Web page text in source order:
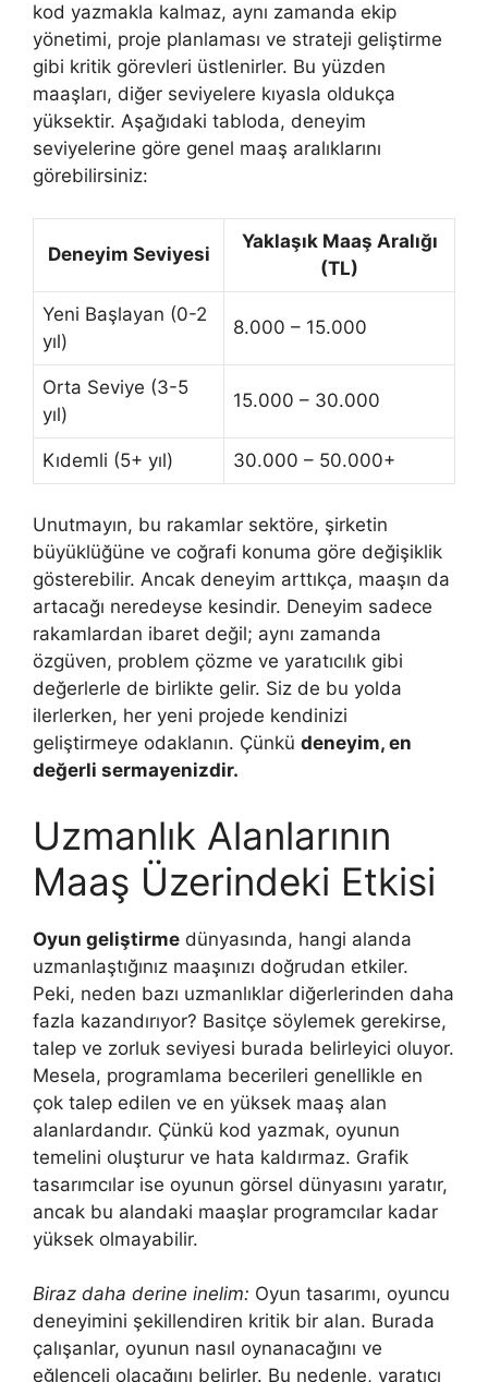
kod yazmakla kalmaz, aynı zamanda ekip
yönetimi, proje planlaması ve strateji geliştirme
gibi kritik görevleri üstlenirler. Bu yüzden
maaşları, diğer seviyelere kıyasla oldukça
yüksektir. Aşağıdaki tabloda, deneyim
seviyelerine göre genel maaş aralıklarını
görebilirsiniz:
Deneyim Seviyesi
Yaklaşık Maaş Aralığı
(TL)
Yeni Başlayan (0-2
yıl)
8.000 – 15.000
Orta Seviye (3-5
yıl)
15.000 – 30.000
Kıdemli (5+ yıl) 30.000 – 50.000+
Unutmayın, bu rakamlar sektöre, şirketin
büyüklüğüne ve coğrafi konuma göre değişiklik
gösterebilir. Ancak deneyim arttıkça, maaşın da
artacağı neredeyse kesindir. Deneyim sadece
rakamlardan ibaret değil; aynı zamanda
özgüven, problem çözme ve yaratıcılık gibi
değerlerle de birlikte gelir. Siz de bu yolda
ilerlerken, her yeni projede kendinizi
geliştirmeye odaklanın. Çünkü deneyim, en
değerli sermayenizdir.
Uzmanlık Alanlarının
Maaş Üzerindeki Etkisi
Oyun geliştirme dünyasında, hangi alanda
uzmanlaştığınız maaşınızı doğrudan etkiler.
Peki, neden bazı uzmanlıklar diğerlerinden daha
fazla kazandırıyor? Basitçe söylemek gerekirse,
talep ve zorluk seviyesi burada belirleyici oluyor.
Mesela, programlama becerileri genellikle en
çok talep edilen ve en yüksek maaş alan
alanlardandır. Çünkü kod yazmak, oyunun
temelini oluşturur ve hata kaldırmaz. Grafik
tasarımcılar ise oyunun görsel dünyasını yaratır,
ancak bu alandaki maaşlar programcılar kadar
yüksek olmayabilir.
Biraz daha derine inelim: Oyun tasarımı, oyuncu
deneyimini şekillendiren kritik bir alan. Burada
çalışanlar, oyunun nasıl oynanacağını ve
eğlenceli olacağını belirler. Bu nedenle, yaratıcı